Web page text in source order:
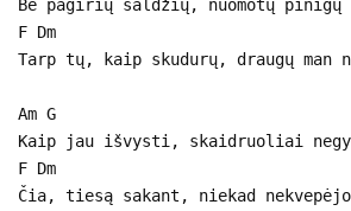
Be pagirių saldžių, nuomotų pinigų
F Dm
Tarp tų, kaip skudurų, draugų man
Am G
Kaip jau išvysti, skaidruoliai
F Dm
Čia, tiesą sakant, niekad